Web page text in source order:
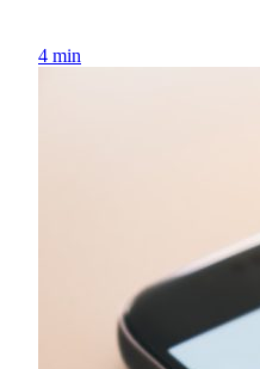
4 min